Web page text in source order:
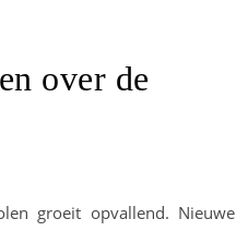
over de
groeit opvallend. Nieuwe